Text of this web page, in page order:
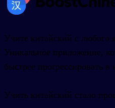
Учите китайский с любого
Уникальное приложение,
быстрее прогрессировать в
Учить китайский стало